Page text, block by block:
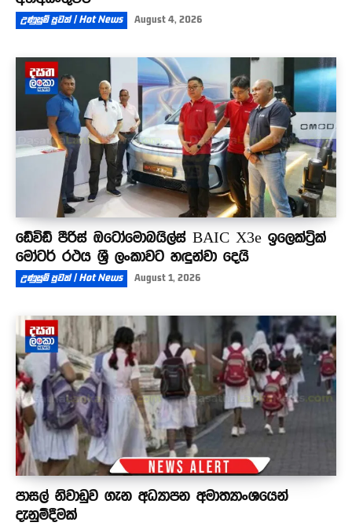
උණුසුම් පුවත් | Hot News August 4, 2026
ඩේවිඩ් පීරිස් ඔටෝමොබයිල්ස් BAIC X3e ඉලෙක්ට්‍රික්
මෝටර් රථය ශ්‍රී ලංකාවට හඳුන්වා දෙයි
උණුසුම් පුවත් | Hot News August 1, 2026
පාසල් නිවාඩුව ගැන අධ්‍යාපන අමාත්‍යාංශයෙන්
දැනුම්දීමක්